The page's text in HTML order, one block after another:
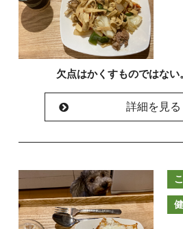
欠点はかくすものではな
詳細を見る